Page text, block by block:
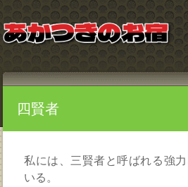
四賢者
私には、三賢者と呼ばれる強
いる。